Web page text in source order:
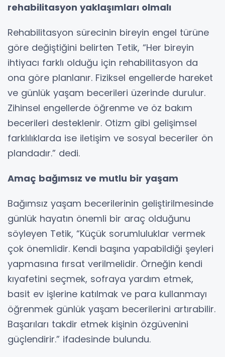
rehabilitasyon yaklaşımları olmalı
Rehabilitasyon sürecinin bireyin engel türüne
göre değiştiğini belirten Tetik, “Her bireyin
ihtiyacı farklı olduğu için rehabilitasyon da
ona göre planlanır. Fiziksel engellerde hareket
ve günlük yaşam becerileri üzerinde durulur.
Zihinsel engellerde öğrenme ve öz bakım
becerileri desteklenir. Otizm gibi gelişimsel
farklılıklarda ise iletişim ve sosyal beceriler ön
plandadır.” dedi.
Amaç bağımsız ve mutlu bir yaşam
Bağımsız yaşam becerilerinin geliştirilmesinde
günlük hayatın önemli bir araç olduğunu
söyleyen Tetik, “Küçük sorumluluklar vermek
çok önemlidir. Kendi başına yapabildiği şeyleri
yapmasına fırsat verilmelidir. Örneğin kendi
kıyafetini seçmek, sofraya yardım etmek,
basit ev işlerine katılmak ve para kullanmayı
öğrenmek günlük yaşam becerilerini artırabilir.
Başarıları takdir etmek kişinin özgüvenini
güçlendirir.” ifadesinde bulundu.